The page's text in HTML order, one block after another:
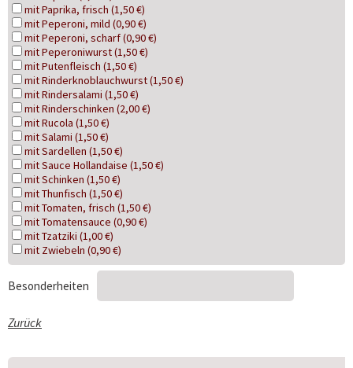
mit Paprika, frisch (1,50 €)
mit Peperoni, mild (0,90 €)
mit Peperoni, scharf (0,90 €)
mit Peperoniwurst (1,50 €)
mit Putenfleisch (1,50 €)
mit Rinderknoblauchwurst (1,50 €)
mit Rindersalami (1,50 €)
mit Rinderschinken (2,00 €)
mit Rucola (1,50 €)
mit Salami (1,50 €)
mit Sardellen (1,50 €)
mit Sauce Hollandaise (1,50 €)
mit Schinken (1,50 €)
mit Thunfisch (1,50 €)
mit Tomaten, frisch (1,50 €)
mit Tomatensauce (0,90 €)
mit Tzatziki (1,00 €)
mit Zwiebeln (0,90 €)
Besonderheiten
Zurück